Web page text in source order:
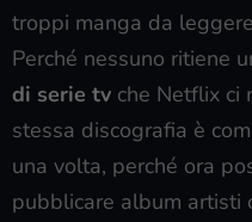
troppi manga da
Perché nessuno ritiene
di serie tv che Netflix ci
stessa discografia è
una volta, perché ora
pubblicare album artisti